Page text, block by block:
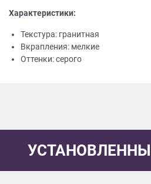
Характеристики:
Текстура: гранитная
Вкрапления: мелкие
Оттенки: серого